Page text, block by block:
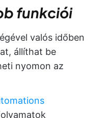
funkciói
valós időben
állíthat be
nyomon az